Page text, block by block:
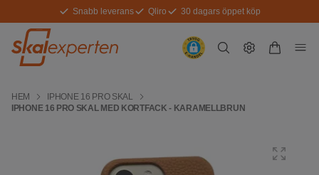
Snabb leverans Qliro 30 dagars öppet köp
HEM
IPHONE 16 PRO SKAL
IPHONE 16 PRO SKAL MED KORTFACK - KARAMELLBRUN